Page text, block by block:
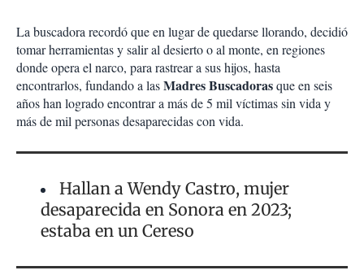
La buscadora recordó que en lugar de quedarse llorando, decidió
tomar herramientas y salir al desierto o al monte, en regiones
donde opera el narco, para rastrear a sus hijos, hasta
encontrarlos, fundando a lasMadres Buscadorasque en seis
años han logrado encontrar a más de 5 mil víctimas sin vida y
más de mil personas desaparecidas con vida.
Hallan a Wendy Castro, mujer
desaparecida en Sonora en 2023;
estaba en un Cereso